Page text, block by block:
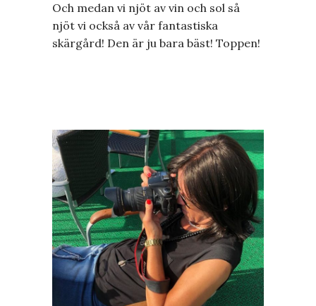
Och medan vi njöt av vin och sol så
njöt vi också av vår fantastiska
skärgård! Den är ju bara bäst! Toppen!